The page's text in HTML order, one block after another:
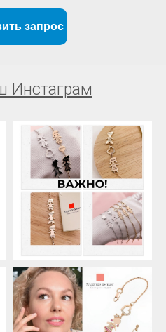
запрос
Инстаграм